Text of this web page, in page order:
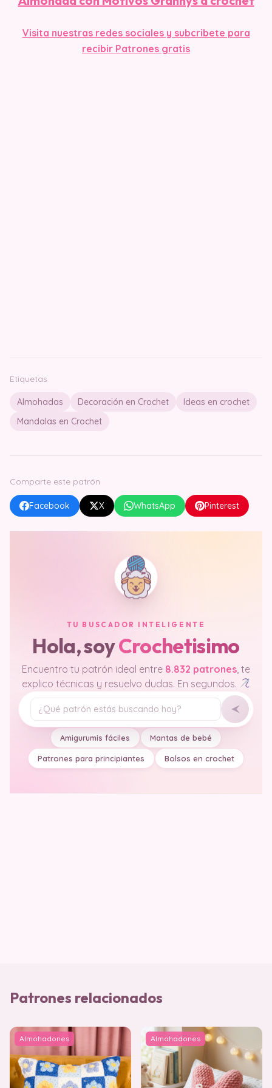
Visita nuestras redes sociales y subcribete para
recibir Patrones gratis
Etiquetas
Almohadas Decoración en Crochet
Ideas en crochet
Mandalas en Crochet
Comparte este patrón
Facebook X WhatsApp Pinterest
TU BUSCADOR INTELIGENTE
Hola, soyCrochetisimo
Encuentro tu patrón ideal entre 8.832 patrones , te
explico técnicas y resuelvo dudas. En segundos.
Tu pregunta
Amigurumis fáciles Mantas de bebé
Patrones para principiantes Bolsos en crochet
Patrones relacionados
Almohadones Almohadones